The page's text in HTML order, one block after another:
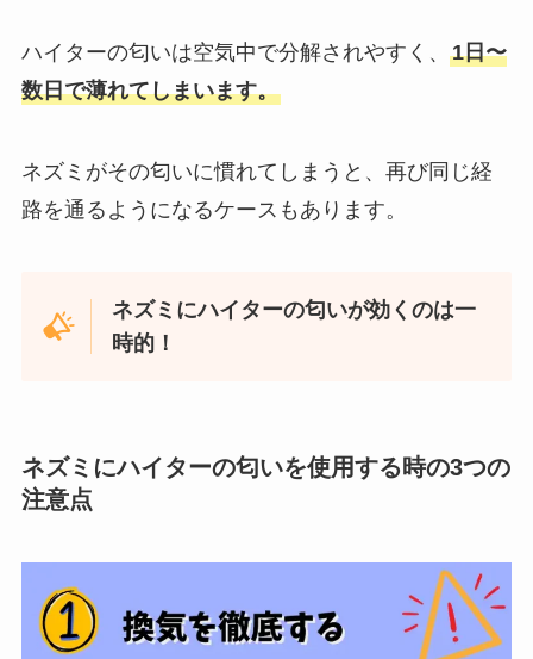
ハイターの匂いは空気中で分解されやすく、 1日〜
数日で薄れてしまいます。
ネズミがその匂いに慣れてしまうと、再び同じ経
路を通るようになるケースもあります。
ネズミにハイターの匂いが効くのは一
時的！
ネズミにハイターの匂いを使用する時の3つの
注意点